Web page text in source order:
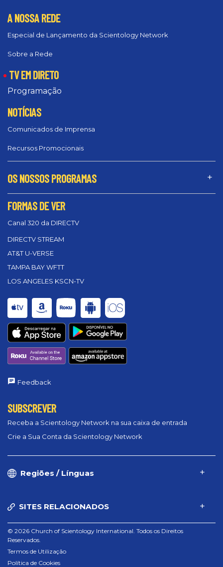
A NOSSA REDE
Especial de Lançamento da Scientology Network
Sobre a Rede
TV EM DIRETO
Programação
NOTÍCIAS
Comunicados de Imprensa
Recursos Promocionais
OS NOSSOS PROGRAMAS
FORMAS DE VER
Canal 320 da DIRECTV
DIRECTV STREAM
AT&T U-VERSE
TAMPA BAY WFTT
LOS ANGELES KSCN-TV
Feedback
SUBSCREVER
Receba a Scientology Network na sua caixa de entrada
Crie a Sua Conta da Scientology Network
Regiões / Línguas
SITES RELACIONADOS
© 2026 Church of Scientology International. Todos os Direitos
Reservados.
Termos de Utilização
Política de Cookies